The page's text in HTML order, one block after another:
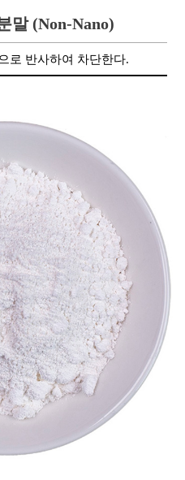
말 (Non-Nano)
로 반사하여 차단한다.